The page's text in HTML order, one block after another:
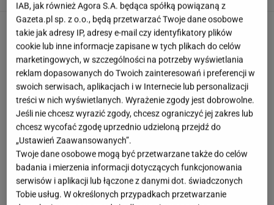
Jeden z najbardziej poszukiwanych ludzi na
świecie już w areszcie
IAB, jak również Agora S.A. będąca spółką powiązaną z
Gazeta.pl sp. z o.o., będą przetwarzać Twoje dane osobowe
takie jak adresy IP, adresy e-mail czy identyfikatory plików
cookie lub inne informacje zapisane w tych plikach do celów
marketingowych, w szczególności na potrzeby wyświetlania
reklam dopasowanych do Twoich zainteresowań i preferencji w
swoich serwisach, aplikacjach i w Internecie lub personalizacji
treści w nich wyświetlanych. Wyrażenie zgody jest dobrowolne.
Jeśli nie chcesz wyrazić zgody, chcesz ograniczyć jej zakres lub
chcesz wycofać zgodę uprzednio udzieloną przejdź do
„Ustawień Zaawansowanych”.
Twoje dane osobowe mogą być przetwarzane także do celów
badania i mierzenia informacji dotyczących funkcjonowania
serwisów i aplikacji lub łączone z danymi dot. świadczonych
Tobie usług. W określonych przypadkach przetwarzanie